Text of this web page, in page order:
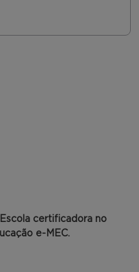
certificadora no
e-MEC.